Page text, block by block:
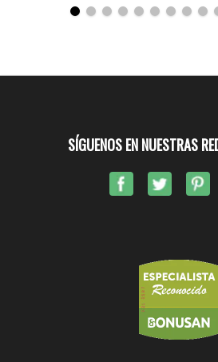
SÍGUENOS EN NUESTRAS